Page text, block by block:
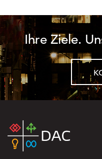
Ihre Ziele.